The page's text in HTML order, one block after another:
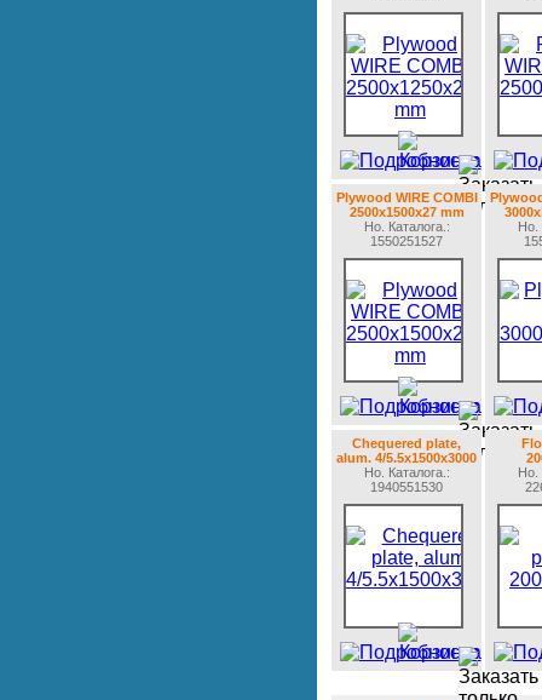
Plywood WIRE COMBI
2500x1500x27 mm
Но. Каталогa.:
1550251527
Но.
Chequered plate,
alum. 4/5.5x1500x3000
Но. Каталогa.:
1940551530
Но.